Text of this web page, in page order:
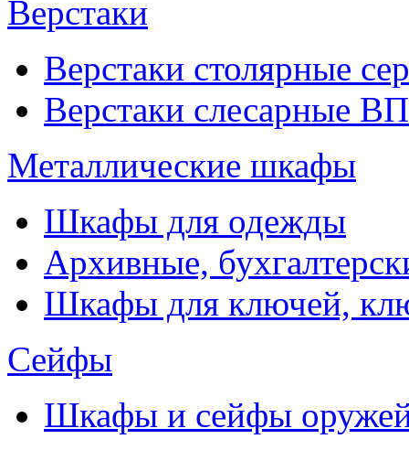
Верстаки
Верстаки столярные
Верстаки слесарные ВП
Металлические шкафы
Шкафы для одежды
Архивные,
Шкафы для ключей,
Сейфы
Шкафы и сейфы